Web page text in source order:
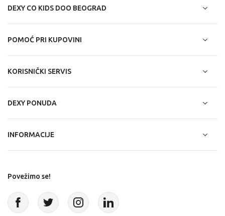
DEXY CO KIDS DOO BEOGRAD
POMOĆ PRI KUPOVINI
KORISNIČKI SERVIS
DEXY PONUDA
INFORMACIJE
Povežimo se!